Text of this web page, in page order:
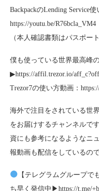
BackpackのLending Service
https://youtu.be/R76bcla_VM4
（本人確認書類はパスポー
僕も使っている世界最高峰
▶︎https://affil.trezor.io/
Trezor7の使い方動画：
海外で注目をされている世
をお届けするチャンネルで
資にも参考になるようなニ
報動画も配信をしているの
【テレグラムグループ
ち早く発信中▶︎https://t.me/